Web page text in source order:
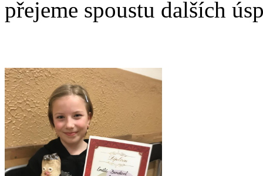
přejeme spoustu dalších